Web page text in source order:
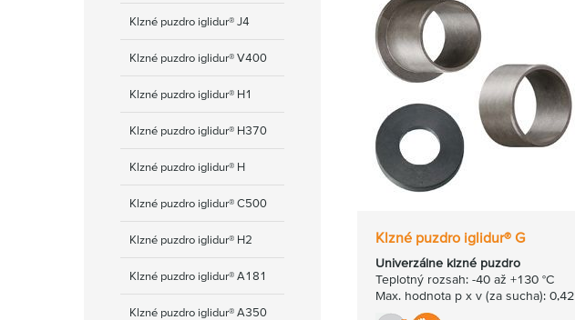
Klzné puzdro iglidur® J4
Klzné puzdro iglidur® V400
Klzné puzdro iglidur® H1
Klzné puzdro iglidur® H370
Klzné puzdro iglidur® H
Klzné puzdro iglidur® C500
Klzné puzdro iglidur® H2
Klzné puzdro iglidur® A181
Klzné puzdro iglidur® А350
Klzné puzdro iglidur® G
Univerzálne klzné puzdro
Teplotný rozsah: -40 až +130 °C
Max. hodnota p x v (za sucha): 0,42